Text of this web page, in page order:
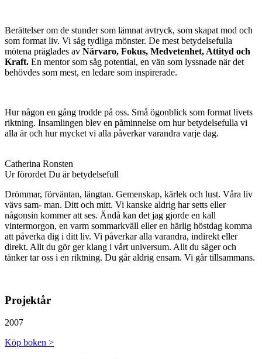
Berättelser om de stunder som lämnat avtryck, som skapat mod och
som format liv. Vi såg tydliga mönster. De mest betydelsefulla
mötena präglades av Närvaro, Fokus, Medvetenhet, Attityd och
Kraft. En mentor som såg potential, en vän som lyssnade när det
behövdes som mest, en ledare som inspirerade.
Hur någon en gång trodde på oss. Små ögonblick som format livets
riktning. Insamlingen blev en påminnelse om hur betydelsefulla vi
alla är och hur mycket vi alla påverkar varandra varje dag.
Catherina Ronsten
Ur förordet Du är betydelsefull
Drömmar, förväntan, längtan. Gemenskap, kärlek och lust. Våra liv
vävs sam- man. Ditt och mitt. Vi kanske aldrig har setts eller
någonsin kommer att ses. Ändå kan det jag gjorde en kall
vintermorgon, en varm sommarkväll eller en härlig höstdag komma
att påverka dig i ditt liv. Vi påverkar alla varandra, indirekt eller
direkt. Allt du gör ger klang i vårt universum. Allt du säger och
tänker tar oss i en riktning. Du går aldrig ensam. Vi går tillsammans.
Projektår
2007
Köp boken >